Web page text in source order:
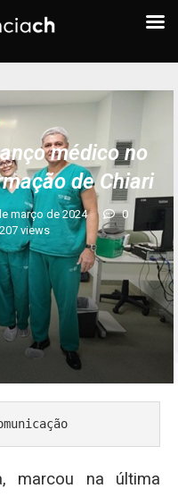
médico no
de Chiari
março de 2024
0
207 views
marcou na última